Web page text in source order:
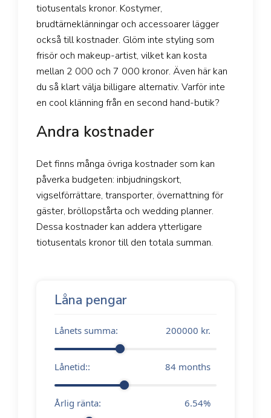
tiotusentals kronor. Kostymer,
brudtärneklänningar och accessoarer lägger
också till kostnader. Glöm inte styling som
frisör och makeup-artist, vilket kan kosta
mellan 2 000 och 7 000 kronor. Även här kan
du så klart välja billigare alternativ. Varför inte
en cool klänning från en second hand-butik?
Andra kostnader
Det finns många övriga kostnader som kan
påverka budgeten: inbjudningskort,
vigselförrättare, transporter, övernattning för
gäster, bröllopstårta och wedding planner.
Dessa kostnader kan addera ytterligare
tiotusentals kronor till den totala summan.
Låna pengar
Lånets summa: 200000 kr.
Lånetid:: 84 months
Årlig ränta: 6.54%